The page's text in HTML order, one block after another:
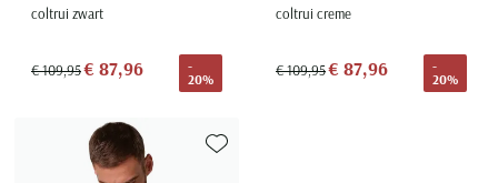
coltrui zwart
€ 109,95€ 87,96
-
20%
coltrui creme
€ 109,95€ 87,96
-
20%